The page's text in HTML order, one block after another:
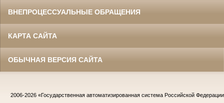
ВНЕПРОЦЕССУАЛЬНЫЕ ОБРАЩЕНИЯ
КАРТА САЙТА
ОБЫЧНАЯ ВЕРСИЯ САЙТА
2006-2026 «Государственная автоматизированная система Российской